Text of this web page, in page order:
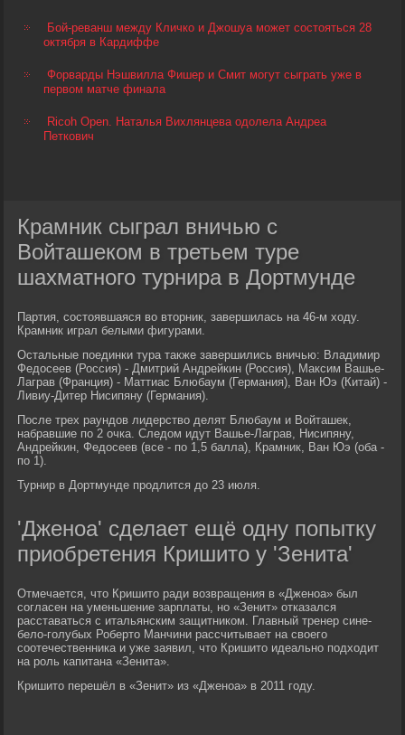
Бой-реванш между Кличко и Джошуа может состояться 28
октября в Кардиффе
Форварды Нэшвилла Фишер и Смит могут сыграть уже в
первом матче финала
Ricoh Open. Наталья Вихлянцева одолела Андреа
Петкович
Крамник сыграл вничью с
Войташеком в третьем туре
шахматного турнира в Дортмунде
Партия, состоявшаяся во вторник, завершилась на 46-м ходу.
Крамник играл белыми фигурами.
Остальные поединки тура также завершились вничью: Владимир
Федосеев (Россия) - Дмитрий Андрейкин (Россия), Максим Вашье-
Лаграв (Франция) - Маттиас Блюбаум (Германия), Ван Юэ (Китай) -
Ливиу-Дитер Нисипяну (Германия).
После трех раундов лидерство делят Блюбаум и Войташек,
набравшие по 2 очка. Следом идут Вашье-Лаграв, Нисипяну,
Андрейкин, Федосеев (все - по 1,5 балла), Крамник, Ван Юэ (оба -
по 1).
Турнир в Дортмунде продлится до 23 июля.
'Дженоа' сделает ещё одну попытку
приобретения Кришито у 'Зенита'
Отмечается, что Кришито ради возвращения в «Дженоа» был
согласен на уменьшение зарплаты, но «Зенит» отказался
расставаться с итальянским защитником. Главный тренер сине-
бело-голубых Роберто Манчини рассчитывает на своего
соотечественника и уже заявил, что Кришито идеально подходит
на роль капитана «Зенита».
Кришито перешёл в «Зенит» из «Дженоа» в 2011 году.